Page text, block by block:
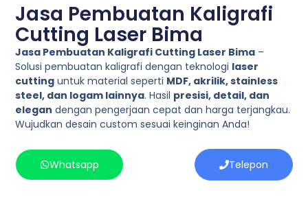
Jasa Pembuatan Kaligrafi
Cutting Laser Bima
Jasa Pembuatan Kaligrafi Cutting Laser Bima –
Solusi pembuatan kaligrafi dengan teknologi laser
cutting untuk material seperti MDF, akrilik, stainless
steel, dan logam lainnya. Hasil presisi, detail, dan
elegan dengan pengerjaan cepat dan harga terjangkau.
Wujudkan desain custom sesuai keinginan Anda!
Whatsapp Telepon